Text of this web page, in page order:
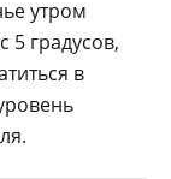
утром
5 градусов,
в